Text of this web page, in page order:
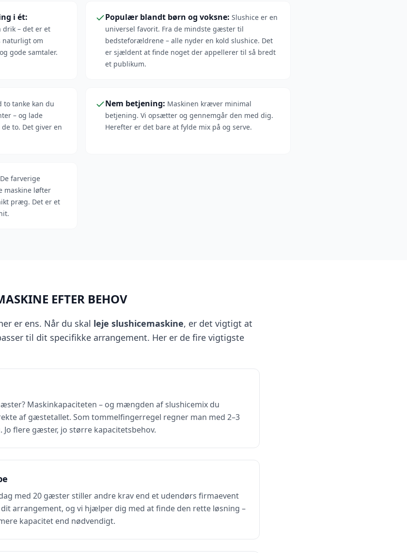
i ét:
drik – det er et
naturligt om
gode samtaler.
Populær blandt børn og voksne: Slushice er en
universel favorit. Fra de mindste gæster til
bedsteforældrene – alle nyder en kold slushice. Det
er sjældent at finde noget der appellerer til så bredt
et publikum.
to tanke kan du
– og lade
to. Det giver en
Nem betjening: Maskinen kræver minimal
betjening. Vi opsætter og gennemgår den med dig.
Herefter er det bare at fylde mix på og serve.
De farverige
maskine løfter
præg. Det er et
EFTER BEHOV
er ens. Når du skal leje slushicemaskine, er det vigtigt at
til dit specifikke arrangement. Her er de fire vigtigste
Maskinkapaciteten – og mængden af slushicemix du
af gæstetallet. Som tommelfingerregel regner man med 2–3
Jo flere gæster, jo større kapacitetsbehov.
med 20 gæster stiller andre krav end et udendørs firmaevent
arrangement, og vi hjælper dig med at finde den rette løsning –
kapacitet end nødvendigt.